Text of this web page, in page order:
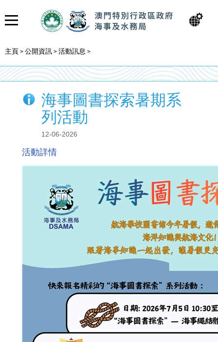
主頁 > 公開資訊 > 活動訊息 >
海事圖書探索暑期系
列活動
12-06-2026
活動詳情